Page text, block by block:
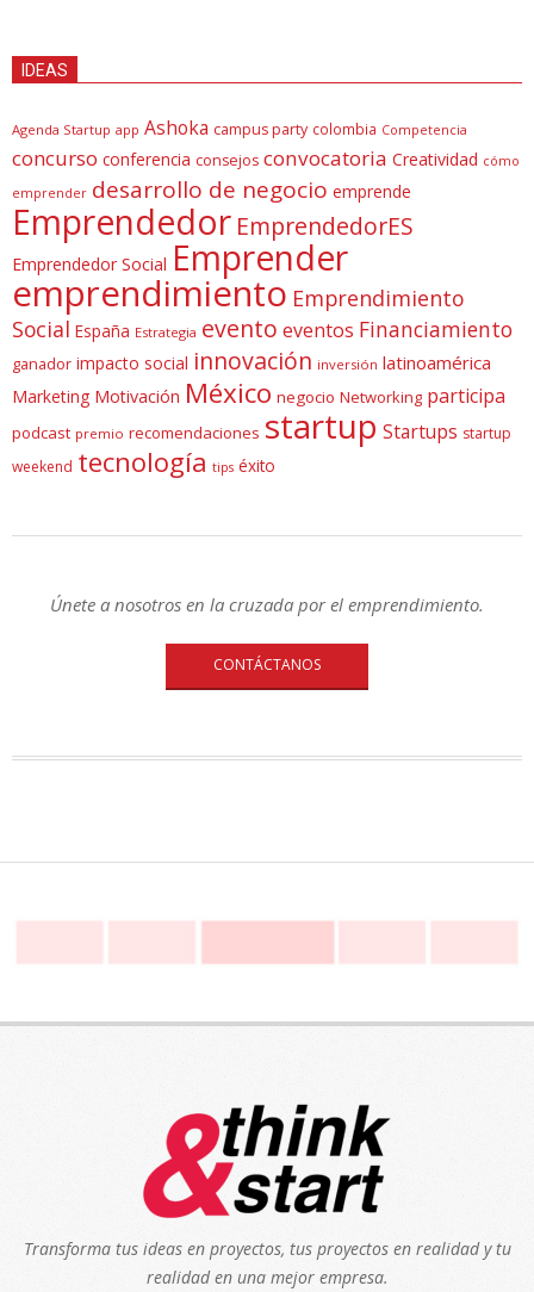
IDEAS
Agenda Startup app Ashoka campus party colombia Competencia
concurso conferencia consejos convocatoria Creatividad cómo
emprender desarrollo de negocio emprende
Emprendedor EmprendedorES
Emprendedor Social Emprender
emprendimiento Emprendimiento
Social España Estrategia evento eventos Financiamiento
ganador impacto social innovación inversión latinoamérica
Marketing Motivación México negocio Networking participa
podcast premio recomendaciones startup Startups startup
weekend tecnología tips éxito
Únete a nosotros en la cruzada por el emprendimiento.
CONTÁCTANOS
Transforma tus ideas en proyectos, tus proyectos en realidad y tu
realidad en una mejor empresa.